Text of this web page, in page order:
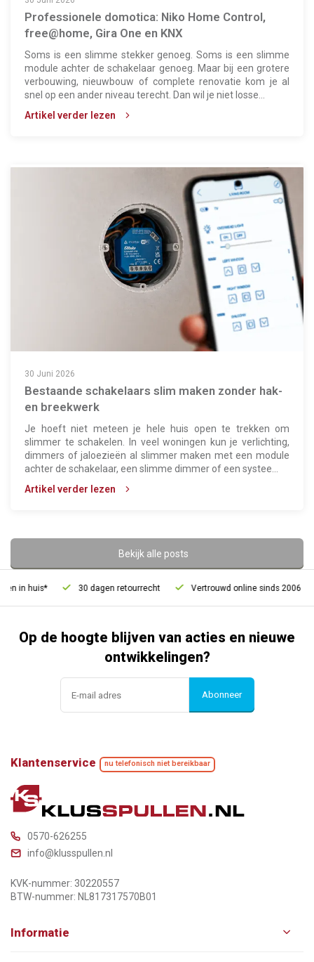
Professionele domotica: Niko Home Control,
free@home, Gira One en KNX
Soms is een slimme stekker genoeg. Soms is een slimme
module achter de schakelaar genoeg. Maar bij een grotere
verbouwing, nieuwbouw of complete renovatie kom je al
snel op een ander niveau terecht. Dan wil je niet losse...
Artikel verder lezen
30 Juni 2026
Bestaande schakelaars slim maken zonder hak-
en breekwerk
Je hoeft niet meteen je hele huis open te trekken om
slimmer te schakelen. In veel woningen kun je verlichting,
dimmers of jaloezieën al slimmer maken met een module
achter de schakelaar, een slimme dimmer of een systee...
Artikel verder lezen
Bekijk alle posts
30 dagen retourrecht Vertrouwd online sinds 2006
Op de hoogte blijven van acties en nieuwe
ontwikkelingen?
Abonneer
Klantenservice nu telefonisch niet bereikbaar
0570-626255
info@klusspullen.nl
KVK-nummer: 30220557
BTW-nummer: NL817317570B01
Informatie